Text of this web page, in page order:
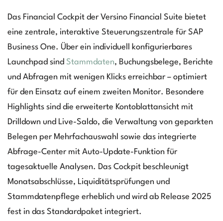
Das Financial Cockpit der Versino Financial Suite bietet
eine zentrale, interaktive Steuerungszentrale für SAP
Business One. Über ein individuell konfigurierbares
Launchpad sind Stammdaten, Buchungsbelege, Berichte
und Abfragen mit wenigen Klicks erreichbar – optimiert
für den Einsatz auf einem zweiten Monitor. Besondere
Highlights sind die erweiterte Kontoblattansicht mit
Drilldown und Live-Saldo, die Verwaltung von geparkten
Belegen per Mehrfachauswahl sowie das integrierte
Abfrage-Center mit Auto-Update-Funktion für
tagesaktuelle Analysen. Das Cockpit beschleunigt
Monatsabschlüsse, Liquiditätsprüfungen und
Stammdatenpflege erheblich und wird ab Release 2025
fest in das Standardpaket integriert.